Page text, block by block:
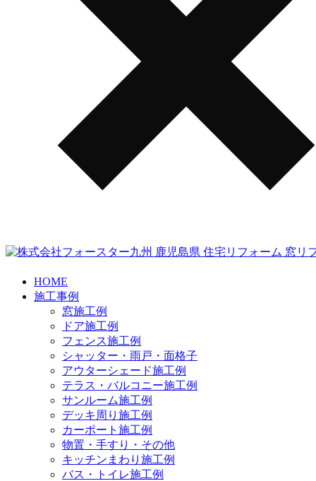
HOME
施工事例
窓施工例
ドア施工例
フェンス施工例
シャッター・雨戸・面格子
アウターシェード施工例
テラス・バルコニー施工例
サンルーム施工例
デッキ周り施工例
カーポート施工例
物置・手すり・その他
キッチンまわり施工例
バス・トイレ施工例